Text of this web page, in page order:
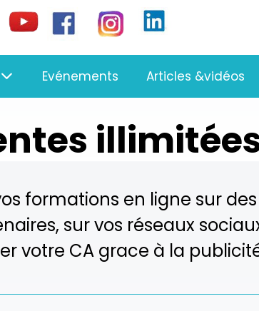
Evénements Articles &vidéos
formations en ligne sur
sur vos réseaux
votre CA grace à la